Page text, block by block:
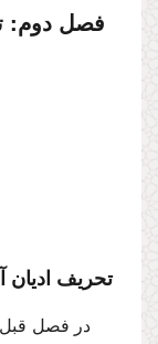
فصل دوم:
تحریف ادیان
در فصل قبل